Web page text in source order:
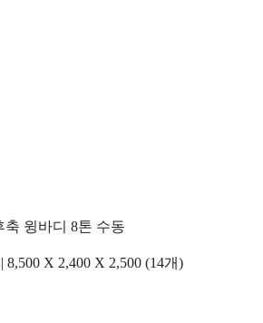
축 윙바디 8톤 수동
8,500 X 2,400 X 2,500 (14개)